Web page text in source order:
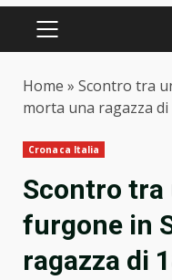
PRIMARY
Home » Scontro tra
morta una ragazza
Cronaca Italia
Scontro tra
furgone in
ragazza di